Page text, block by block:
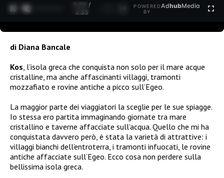
0:30 /
3:35
POWERED
BY
AdhubMedia
di Diana Bancale
Kos , l’isola greca che conquista non solo per il mare acque
cristalline, ma anche affascinanti villaggi, tramonti
mozzafiato e rovine antiche a picco sull’Egeo.
La maggior parte dei viaggiatori la sceglie per le sue spiagge.
Io stessa ero partita immaginando giornate tra mare
cristallino e taverne affacciate sull’acqua. Quello che mi ha
conquistata davvero però, è stata la varietà di attrattive: i
villaggi bianchi dell’entroterra, i tramonti infuocati, le rovine
antiche affacciate sull’Egeo. Ecco cosa non perdere sulla
bellissima isola greca.